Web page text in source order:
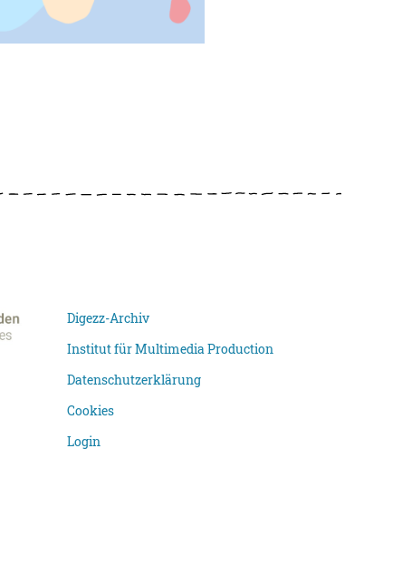
Digezz-Archiv
Institut für Multimedia Production
Datenschutzerklärung
Cookies
Login